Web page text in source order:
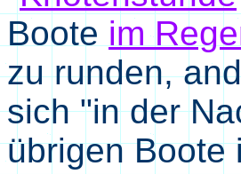
Boote im
zu runden,
sich "in der
übrigen Boote